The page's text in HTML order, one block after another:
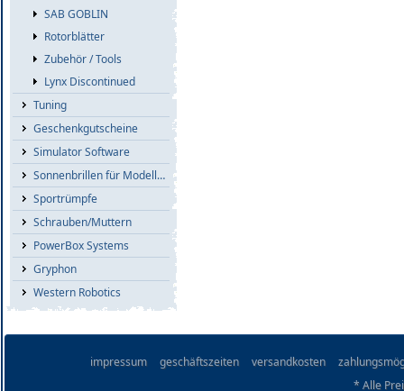
SAB GOBLIN
Rotorblätter
Zubehör / Tools
Lynx Discontinued
Tuning
Geschenkgutscheine
Simulator Software
Sonnenbrillen für Modellflieger
Sportrümpfe
Schrauben/Muttern
PowerBox Systems
Gryphon
Western Robotics
impressum geschäftszeiten versandkosten
* Alle